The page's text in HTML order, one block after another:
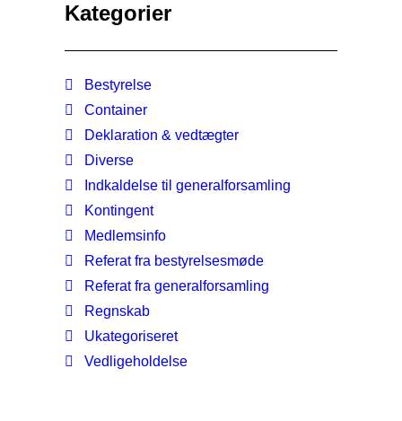
Kategorier
Bestyrelse
Container
Deklaration & vedtægter
Diverse
Indkaldelse til generalforsamling
Kontingent
Medlemsinfo
Referat fra bestyrelsesmøde
Referat fra generalforsamling
Regnskab
Ukategoriseret
Vedligeholdelse